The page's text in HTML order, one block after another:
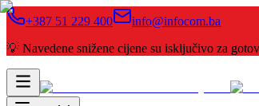
+387 51 229 400
info@infocom.ba
💡 Navedene snižene cijene su isključivo za